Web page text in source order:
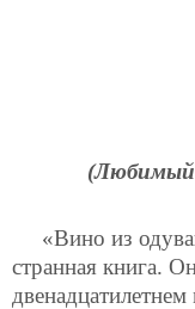
(Любимый
«Вино из
странная книга.